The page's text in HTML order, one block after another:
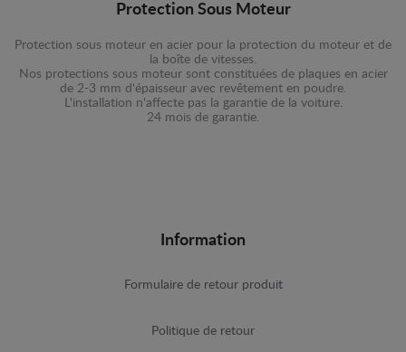
Protection Sous Moteur
Protection sous moteur en acier pour la protection du moteur et de
la boîte de vitesses.
Nos protections sous moteur sont constituées de plaques en acier
de 2-3 mm d'épaisseur avec revêtement en poudre.
L'installation n'affecte pas la garantie de la voiture.
24 mois de garantie.
Information
Formulaire de retour produit
Politique de retour